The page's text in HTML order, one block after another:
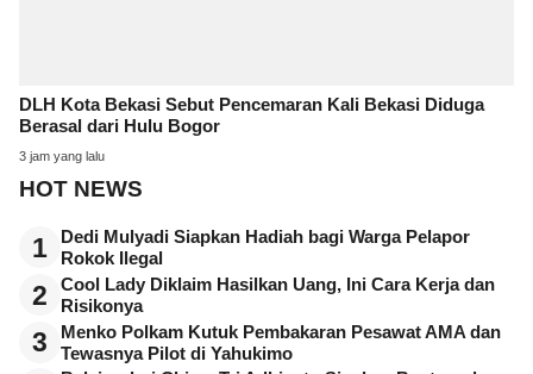
DLH Kota Bekasi Sebut Pencemaran Kali Bekasi Diduga
Berasal dari Hulu Bogor
3 jam yang lalu
HOT NEWS
1
Dedi Mulyadi Siapkan Hadiah bagi Warga Pelapor
Rokok Ilegal
2
Cool Lady Diklaim Hasilkan Uang, Ini Cara Kerja dan
Risikonya
3
Menko Polkam Kutuk Pembakaran Pesawat AMA dan
Tewasnya Pilot di Yahukimo